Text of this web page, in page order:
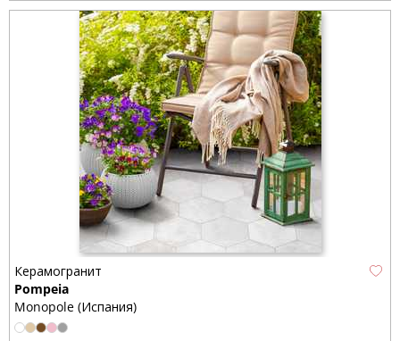
Керамогранит
Pompeia
Monopole (Испания)